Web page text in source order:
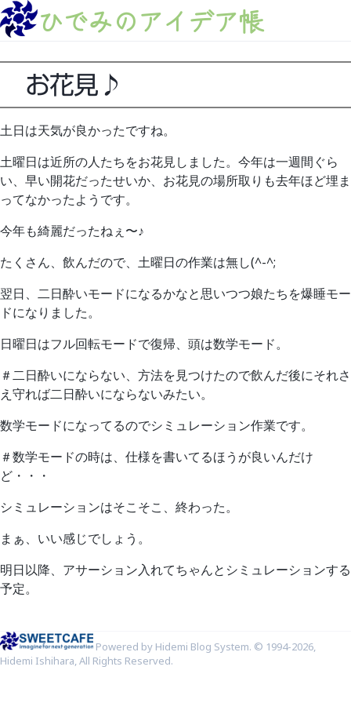
ひでみのアイデア帳
お花見♪
土日は天気が良かったですね。
土曜日は近所の人たちをお花見しました。今年は一週間ぐら
い、早い開花だったせいか、お花見の場所取りも去年ほど埋ま
ってなかったようです。
今年も綺麗だったねぇ〜♪
たくさん、飲んだので、土曜日の作業は無し(^-^;
翌日、二日酔いモードになるかなと思いつつ娘たちを爆睡モー
ドになりました。
日曜日はフル回転モードで復帰、頭は数学モード。
＃二日酔いにならない、方法を見つけたので飲んだ後にそれさ
え守れば二日酔いにならないみたい。
数学モードになってるのでシミュレーション作業です。
＃数学モードの時は、仕様を書いてるほうが良いんだけ
ど・・・
シミュレーションはそこそこ、終わった。
まぁ、いい感じでしょう。
明日以降、アサーション入れてちゃんとシミュレーションする
予定。
Powered by Hidemi Blog System. © 1994-2026,
Hidemi Ishihara, All Rights Reserved.